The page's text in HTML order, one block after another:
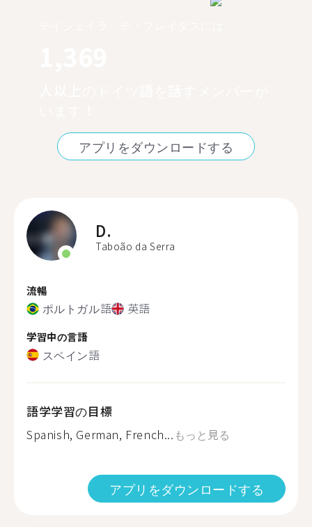
アプリをダウンロードする
D.
Taboão da Serra
流暢
ポルトガル語 英語
学習中の言語
スペイン語
語学学習の目標
Spanish, German, French... もっと見る
アプリをダウンロードする